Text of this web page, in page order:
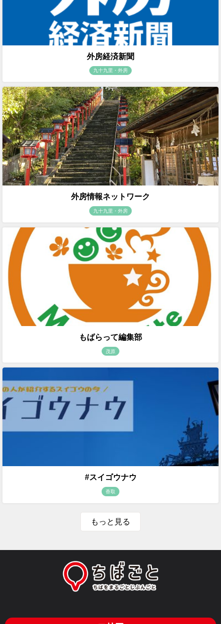
外房経済新聞
九十九里・外房
外房情報ネットワーク
九十九里・外房
もばらって編集部
茂原
#スイゴウナウ
香取
もっと見る